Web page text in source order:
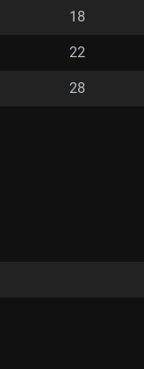
18
22
28